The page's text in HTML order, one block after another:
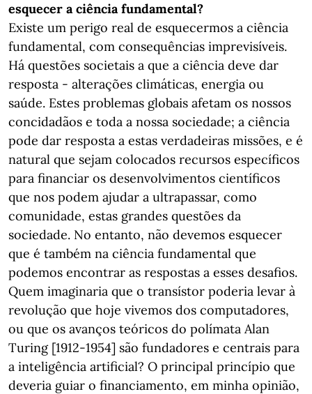
esquecer a ciência fundamental?
Existe um perigo real de esquecermos a ciência
fundamental, com consequências imprevisíveis.
Há questões societais a que a ciência deve dar
resposta - alterações climáticas, energia ou
saúde. Estes problemas globais afetam os nossos
concidadãos e toda a nossa sociedade; a ciência
pode dar resposta a estas verdadeiras missões, e é
natural que sejam colocados recursos específicos
para financiar os desenvolvimentos científicos
que nos podem ajudar a ultrapassar, como
comunidade, estas grandes questões da
sociedade. No entanto, não devemos esquecer
que é também na ciência fundamental que
podemos encontrar as respostas a esses desafios.
Quem imaginaria que o transístor poderia levar à
revolução que hoje vivemos dos computadores,
ou que os avanços teóricos do polímata Alan
Turing [1912-1954] são fundadores e centrais para
a inteligência artificial? O principal princípio que
deveria guiar o financiamento, em minha opinião,